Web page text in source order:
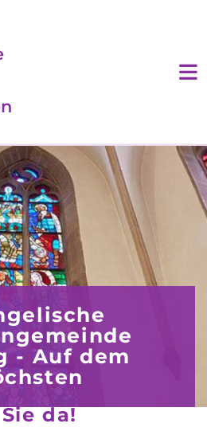
- Auf dem
da!